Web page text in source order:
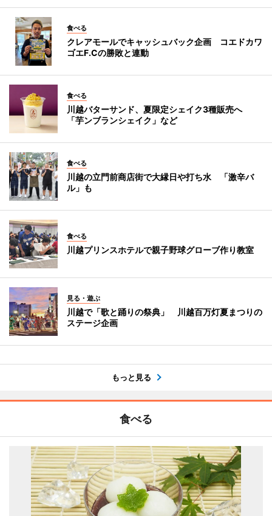
食べる
クレアモールでキャッシュバック企画 コエドカワ
ゴエF.Cの勝敗と連動
食べる
川越バターサンド、夏限定シェイク3種販売へ
「芋ンブランシェイク」など
食べる
川越の立門前商店街で大縁日や打ち水 「激辛バ
ル」も
食べる
川越プリンスホテルで親子野球グローブ作り教室
見る・遊ぶ
川越で「歌と踊りの祭典」 川越百万灯夏まつりの
ステージ企画
もっと見る
食べる